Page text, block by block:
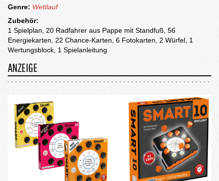
Genre: Wettlauf
Zubehör:
1 Spielplan, 20 Radfahrer aus Pappe mit Standfuß, 56
Energiekarten, 22 Chance-Karten, 6 Fotokarten, 2 Würfel, 1
Wertungsblock, 1 Spielanleitung
ANZEIGE